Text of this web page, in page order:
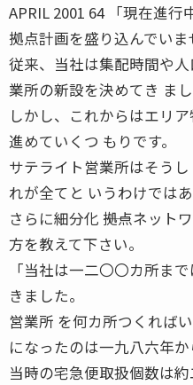
APRIL 2001 64 「現在進
拠点計画を盛り込んでいま
従来、当社は集配時間や
業所の新設を決めてき まし
しかし、これからはエリ
進めていくつ もりです。
サテライト営業所はそう
れが全てと いうわけでは
さらに細分化 ――拠点ネッ
方を教えて下さい。
「当社は一二〇〇カ所ま
きました。
営業所 を何カ所つくれば
になったのは一九八六年か
当時の宅急便取扱個数は約